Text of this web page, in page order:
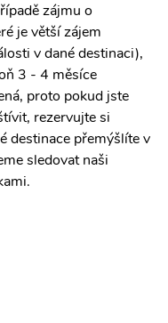
zájmu o
je větší zájem
v dané destinaci),
3 - 4 měsíce
proto pokud jste
rezervujte si
destinace přemýšlíte v
sledovat naši